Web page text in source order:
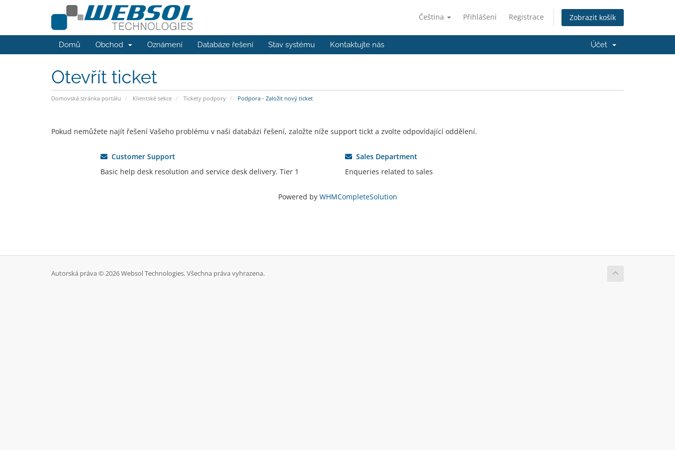
Čeština Přihlášení Registrace Zobrazit košík
Domů Obchod Oznámení Databáze řešení Stav systému Kontaktujte nás Účet
Otevřít ticket
Domovská stránka portálu Klientské sekce Tickety podpory Podpora - Založit nový ticket
Pokud nemůžete najít řešení Vašeho problému v naši databázi řešení, založte níže support tickt a zvolte odpovídající oddělení.
Customer Support
Basic help desk resolution and service desk delivery. Tier 1
Sales Department
Enqueries related to sales
Powered by WHMCompleteSolution
Autorská práva © 2026 Websol Technologies. Všechna práva vyhrazena.